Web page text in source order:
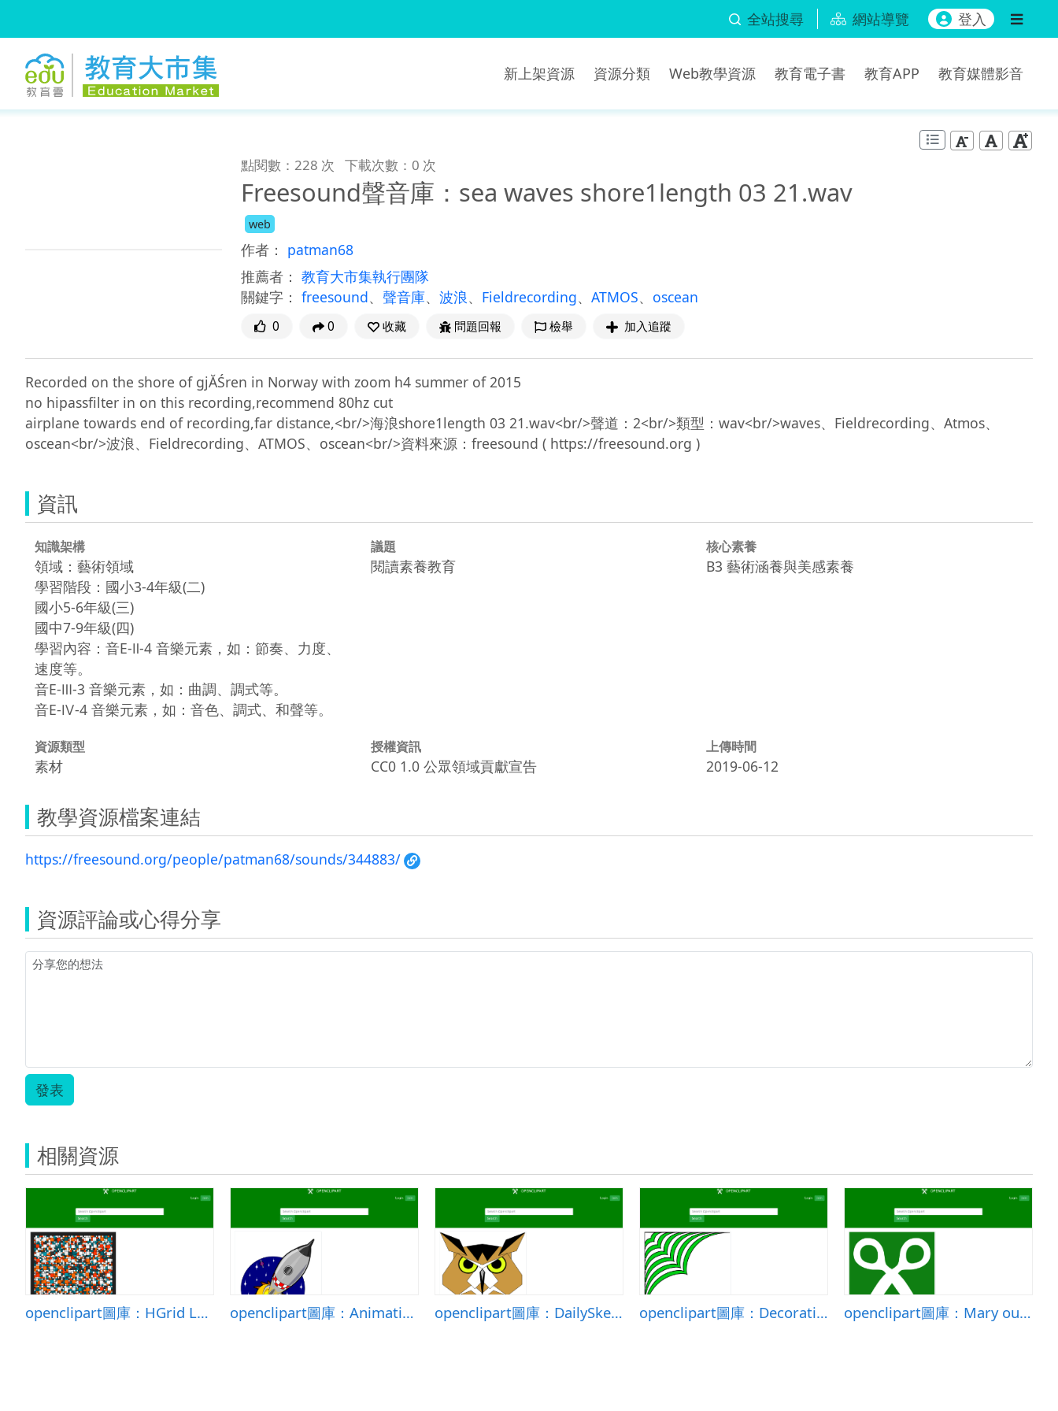
全站搜尋 網站導覽 登入
新上架資源 資源分類 Web教學資源 教育電子書 教育APP 教育媒體影音
點閱數：228 次 下載次數：0 次
Freesound聲音庫：sea waves shore1length 03 21.wav
web
作者： patman68
推薦者： 教育大市集執行團隊
關鍵字： freesound、 聲音庫、 波浪、 Fieldrecording、 ATMOS、 oscean
0 0 收藏 問題回報 檢舉 加入追蹤
Recorded on the shore of gjĂŚren in Norway with zoom h4 summer of 2015
no hipassfilter in on this recording,recommend 80hz cut
airplane towards end of recording,far distance,<br/>海浪shore1length 03 21.wav<br/>聲道：2<br/>類型：wav<br/>waves、Fieldrecording、Atmos、
資訊
知識架構
領域：藝術領域
學習階段：國小3-4年級(二)
國小5-6年級(三)
國中7-9年級(四)
學習內容：音E-Ⅱ-4 音樂元素，如：節奏、力度、
速度等。
音E-Ⅲ-3 音樂元素，如：曲調、調式等。
音E-Ⅳ-4 音樂元素，如：音色、調式、和聲等。
議題
閱讀素養教育
核心素養
B3 藝術涵養與美感素養
資源類型
素材
授權資訊
CC0 1.0 公眾領域貢獻宣告
上傳時間
2019-06-12
教學資源檔案連結
https://freesound.org/people/patman68/sounds/344883/
資源評論或心得分享
發表
相關資源
openclipart圖庫：HGrid Layout test 03 openclipart圖庫：Animation of Kliponius-Cartoon-rocket using JavaScript openclipart圖庫：DailySketch 30: Draw in My Style openclipart圖庫：Decorative Corner Pattern openclipart圖庫：Mary outside the cave pen drawing